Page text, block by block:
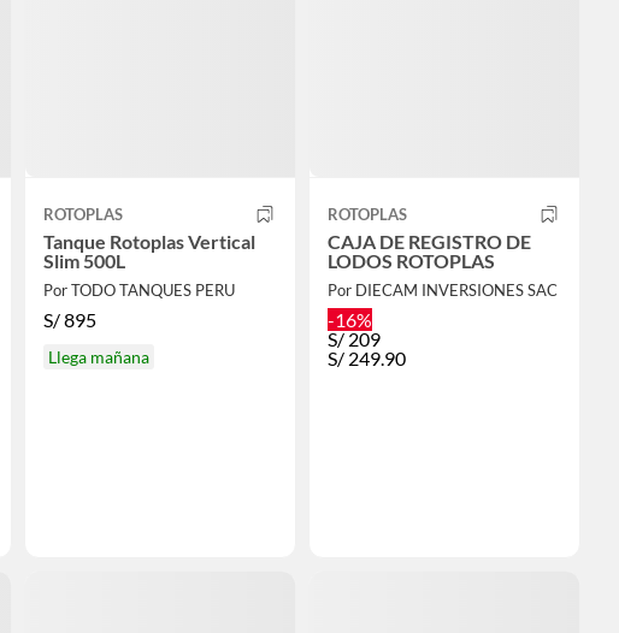
ROTOPLAS
Tanque Rotoplas Vertical
Slim 500L
Por TODO TANQUES PERU
S/895
Llega mañana
ROTOPLAS
CAJA DE REGISTRO DE
LODOS ROTOPLAS
Por DIECAM INVERSIONES SAC
-16%
S/ 209
S/ 249.90